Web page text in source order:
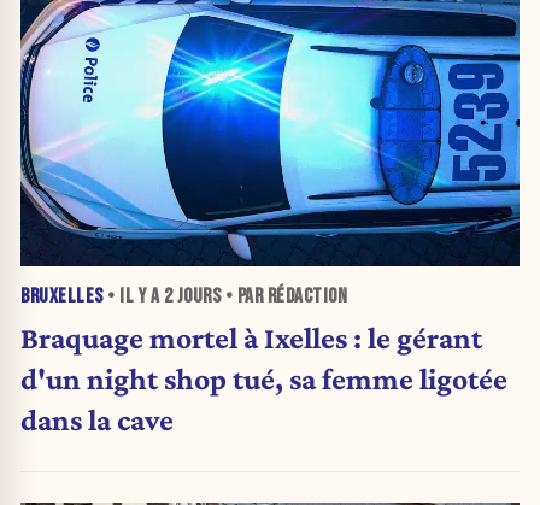
BRUXELLES• IL Y A 2 JOURS• PAR RÉDACTION
Braquage mortel à Ixelles : le gérant
d'un night shop tué, sa femme ligotée
dans la cave